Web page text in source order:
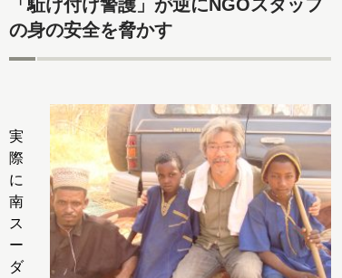
「駈け付け警護」が逆にNGOスタッフ
の身の安全を脅かす
実
際
に
南
ス
ー
ダ